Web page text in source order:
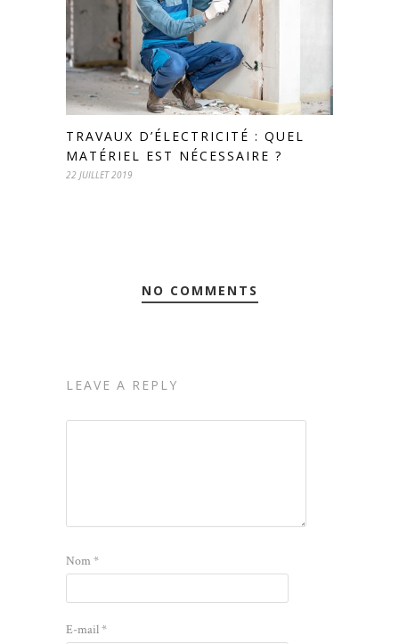
TRAVAUX D’ÉLECTRICITÉ : QUEL
MATÉRIEL EST NÉCESSAIRE ?
22 JUILLET 2019
NO COMMENTS
LEAVE A REPLY
Nom*
E-mail*